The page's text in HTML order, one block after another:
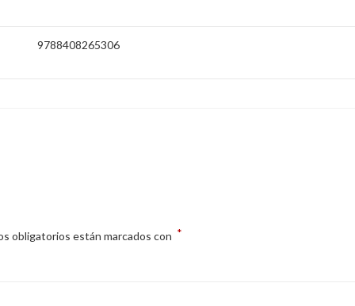
9788408265306
obligatorios están marcados con *